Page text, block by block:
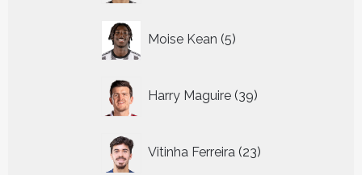
Moise Kean 5
producten
Harry Maguire 39
producten
Vitinha Ferreira 23
producten